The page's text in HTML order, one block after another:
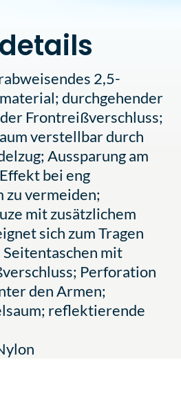
2,5-
durchgehender
Frontreißverschluss;
verstellbar durch
Aussparung am
bei eng
zu vermeiden;
mit zusätzlichem
sich zum Tragen
mit
Perforation
den Armen;
reflektierende